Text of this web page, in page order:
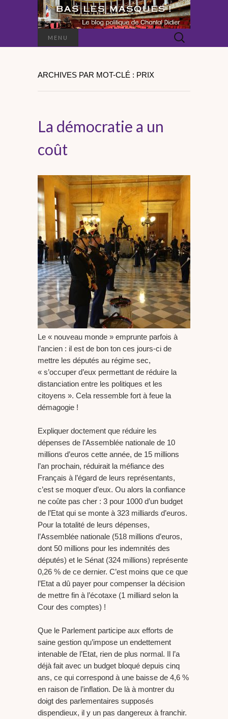
MENU Rechercher :
ARCHIVES PAR MOT-CLÉ : PRIX
La démocratie a un
coût
Le « nouveau monde » emprunte parfois à
l’ancien : il est de bon ton ces jours-ci de
mettre les députés au régime sec,
« s’occuper d’eux permettant de réduire la
distanciation entre les politiques et les
citoyens ». Cela ressemble fort à feue la
démagogie !
Expliquer doctement que réduire les
dépenses de l’Assemblée nationale de 10
millions d’euros cette année, de 15 millions
l’an prochain, réduirait la méfiance des
Français à l’égard de leurs représentants,
c’est se moquer d’eux. Ou alors la confiance
ne coûte pas cher : 3 pour 1000 d’un budget
de l’Etat qui se monte à 323 milliards d’euros.
Pour la totalité de leurs dépenses,
l’Assemblée nationale (518 millions d’euros,
dont 50 millions pour les indemnités des
députés) et le Sénat (324 millions) représente
0,26 % de ce dernier. C’est moins que ce que
l’Etat a dû payer pour compenser la décision
de mettre fin à l’écotaxe (1 milliard selon la
Cour des comptes) !
Que le Parlement participe aux efforts de
saine gestion qu’impose un endettement
intenable de l’Etat, rien de plus normal. Il l’a
déjà fait avec un budget bloqué depuis cinq
ans, ce qui correspond à une baisse de 4,6 %
en raison de l’inflation. De là à montrer du
doigt des parlementaires supposés
dispendieux, il y un pas dangereux à franchir.